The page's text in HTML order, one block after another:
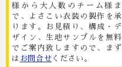
様から大人数のチーム様ま
で、よさこい衣装の製作を承
ります。お見積り、構成・デ
ザイン、生地サンプルを無料
でご案内致しますので、まず
は お問合せ ください。